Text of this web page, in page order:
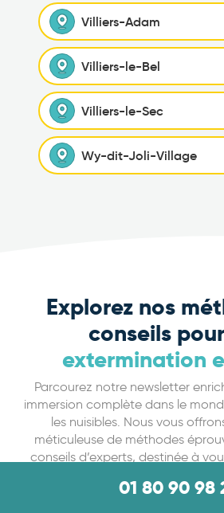
Villiers-Adam
Villiers-le-Bel
Villiers-le-Sec
Wy-dit-Joli-Village
Explorez nos
conseils
extermination
Parcourez notre newsletter
immersion complète dans le
les nuisibles. Nous vous
méticuleuse de méthodes
conseils d’experts, destinée à
efficacement les nuisibles.
01 80 90 98